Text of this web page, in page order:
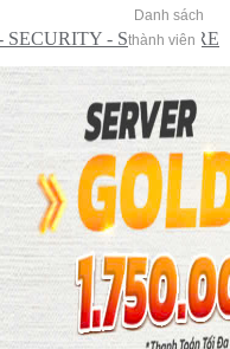
Danh sách
thành viên
- SOFTWARE